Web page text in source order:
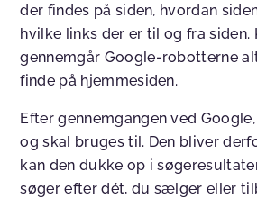
der findes på siden, hvordan
hvilke links der er til og fra siden.
gennemgår Google-robotterne
finde på hjemmesiden.
Efter gennemgangen ved
og skal bruges til. Den bliver
kan den dukke op i
søger efter dét, du sælger eller